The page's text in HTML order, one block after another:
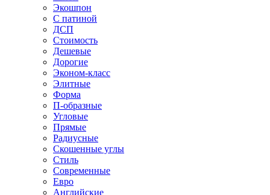
Экошпон
С патиной
ДСП
Стоимость
Дешевые
Дорогие
Эконом-класс
Элитные
Форма
П-образные
Угловые
Прямые
Радиусные
Скошенные углы
Стиль
Современные
Евро
Английские